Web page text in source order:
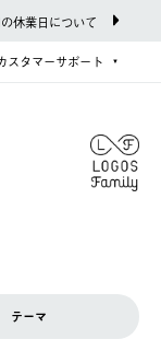
休業日について
スタマーサポート
テーマ